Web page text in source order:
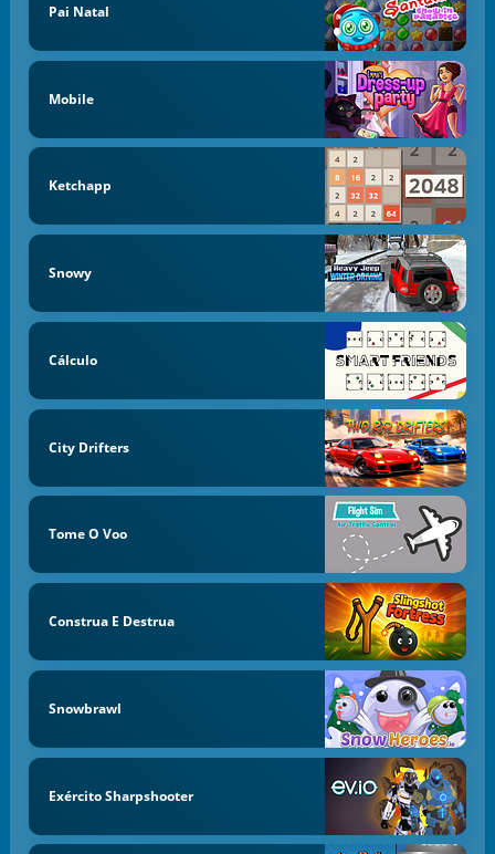
Pai Natal
Mobile
Ketchapp
Snowy
Cálculo
City Drifters
Tome O Voo
Construa E Destrua
Snowbrawl
Exército Sharpshooter